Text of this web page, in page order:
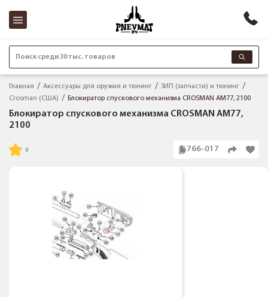
Поиск среди 30 тыс. товаров
Главная Аксессуары для оружия и тюнинг
ЗИП (запчасти) и тюнинг
Crosman (США)
Блокиратор спускового механизма CROSMAN АМ77, 2100
Блокиратор спускового механизма CROSMAN АМ77,
2100
766-017